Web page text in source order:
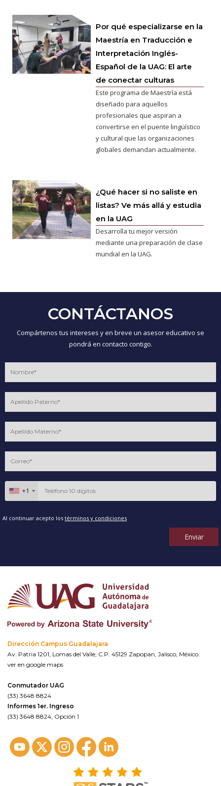
Por qué especializarse en la
Maestría en Traducción e
Interpretación Inglés-
Español de la UAG: El arte
de conectar culturas
Este programa de Maestría está
diseñado para aquellos
profesionales que aspiran a
convertirse en el puente lingüístico
y cultural que las organizaciones
globales demandan actualmente.
¿Qué hacer si no saliste en
listas? Ve más allá y estudia
en la UAG
Desarrolla tu mejor versión
mediante una preparación de clase
mundial en la UAG.
CONTÁCTANOS
Compártenos tus intereses y en breve un asesor educativo se
pondrá en contacto contigo.
+1
Al continuar acepto los términos y condiciones
Enviar
Dirección Campus Guadalajara
Av. Patria 1201, Lomas del Valle, C.P. 45129 Zapopan, Jalisco, México.
ver en google maps
Conmutador UAG
(33) 3648 8824
Informes 1er. Ingreso
(33) 3648 8824, Opción 1